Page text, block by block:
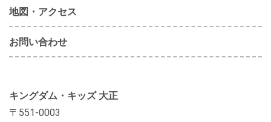
地図・アクセス
お問い合わせ
キングダム・キッズ 大正
〒551-0003